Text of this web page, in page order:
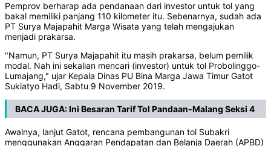
Pemprov berharap ada pendanaan dari investor untuk tol yang
bakal memiliki panjang 110 kilometer itu. Sebenarnya, sudah ada
PT Surya Majapahit Marga Wisata yang telah mengajukan
menjadi prakarsa.
"Namun, PT Surya Majapahit itu masih prakarsa, belum pemilik
modal. Nah ini sekalian mencari (investor) untuk tol Probolinggo-
Lumajang," ujar Kepala Dinas PU Bina Marga Jawa Timur Gatot
Sukiatyo Hadi, Sabtu 9 November 2019.
BACA JUGA:Ini Besaran Tarif Tol Pandaan-Malang Seksi 4
Awalnya, lanjut Gatot, rencana pembangunan tol Subakri
menggunakan Anggaran Pendapatan dan Belanja Daerah (APBD)